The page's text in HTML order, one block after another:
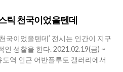
틱 천국이었을텐데
국이었을텐데’ 전시는 인간이 지구
인 성찰을 한다. 2021.02.19(금) ~
역 인근 어반플루토 갤러리에서